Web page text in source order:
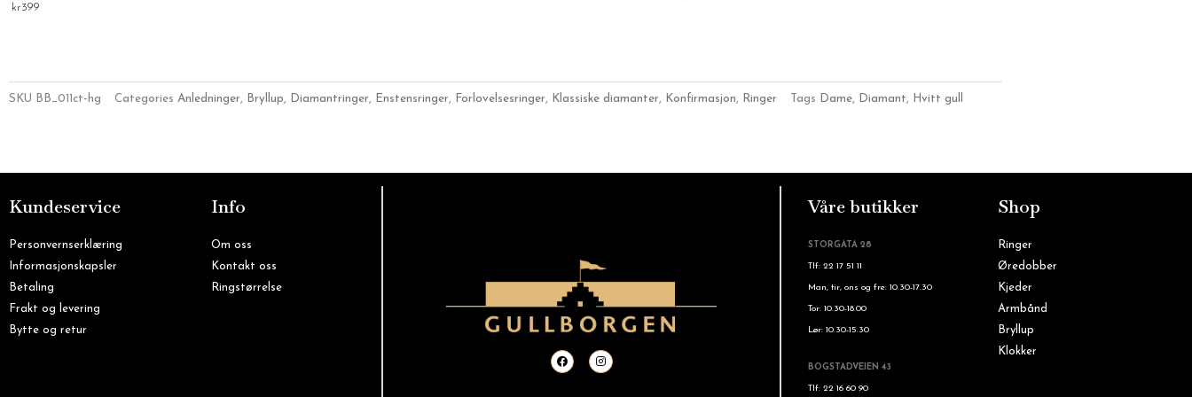
kr399
SKU BB_011ct-hg Categories Anledninger, Bryllup, Diamantringer, Enstensringer, Forlovelsesringer, Klassiske diamanter, Konfirmasjon, Ringer Tags Dame, Diamant, Hvitt gull
Kundeservice
Personvernserklæring
Informasjonskapsler
Betaling
Frakt og levering
Bytte og retur
Info
Om oss
Kontakt oss
Ringstørrelse
F
a
c
I
n
s
Våre butikker
STORGATA 28
Tlf: 22 17 51 11
Man, tir, ons og fre: 10.30-17.30
Tor: 10.30-18.00
Lør: 10.30-15.30
BOGSTADVEIEN 43
Tlf: 22 16 60 90
Shop
Ringer
Øredobber
Kjeder
Armbånd
Bryllup
Klokker